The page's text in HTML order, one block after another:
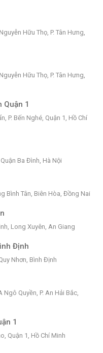
Hữu Thọ, P. Tân Hưng,
Hữu Thọ, P. Tân Hưng,
Quận 1
P. Bến Nghé, Quận 1, Hồ Chí
Ba Đình, Hà Nội
Bình Tân, Biên Hòa, Đồng Nai
Long Xuyên, An Giang
Định
Nhơn, Bình Định
Quyền, P. An Hải Bắc,
1
Quận 1, Hồ Chí Minh